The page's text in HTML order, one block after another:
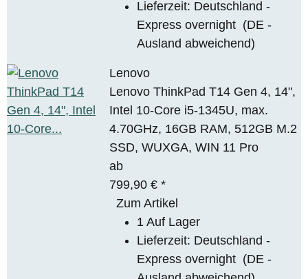
Lieferzeit: Deutschland -
Express overnight (DE -
Ausland abweichend)
Lenovo
Lenovo ThinkPad T14 Gen 4, 14",
Intel 10-Core i5-1345U, max.
4.70GHz, 16GB RAM, 512GB M.2
SSD, WUXGA, WIN 11 Pro
ab
799,90 €*
Zum Artikel
1 Auf Lager
Lieferzeit: Deutschland -
Express overnight (DE -